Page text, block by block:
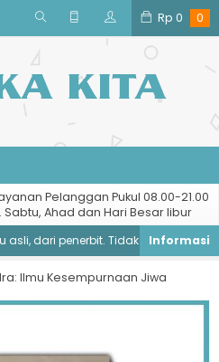
Rp 0 0
Pelanggan Pukul 08.00-21.00
Ahad dan Hari Besar libur
dari penerbit. Tidak menjual buku
Ilmu Kesempurnaan Jiwa